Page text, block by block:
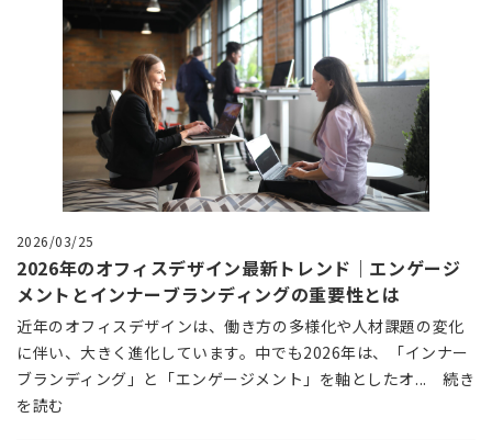
2026/03/25
2026年のオフィスデザイン最新トレンド｜エンゲージ
メントとインナーブランディングの重要性とは
近年のオフィスデザインは、働き方の多様化や人材課題の変化
に伴い、大きく進化しています。中でも2026年は、「インナー
ブランディング」と「エンゲージメント」を軸としたオ... 続き
を読む